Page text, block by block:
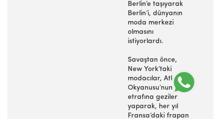
Berlin’e taşıyarak
Berlin’i, dünyanın
moda merkezi
olmasını
istiyorlardı.
Savaştan önce,
New York’taki
modacılar, Atlantik
Okyanusu’nun
etrafına geziler
yaparak, her yıl
Fransa’daki frapan